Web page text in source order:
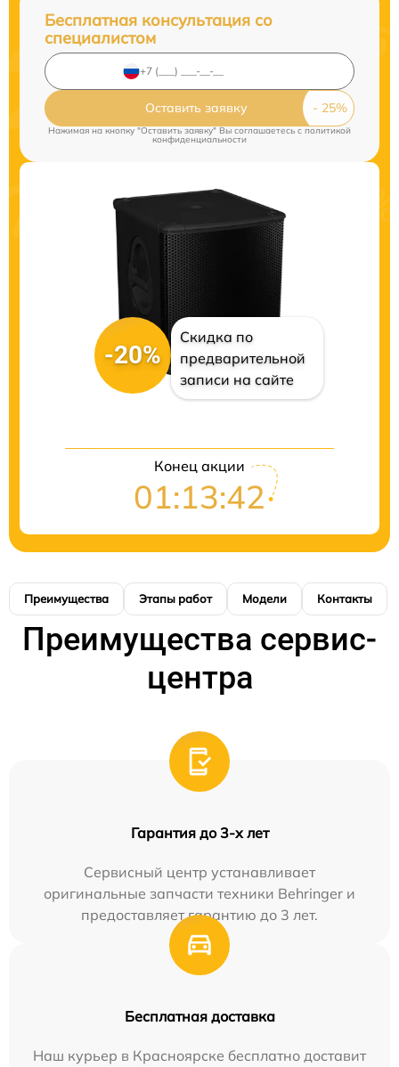
Бесплатная консультация со
специалистом
Оставить заявку
Нажимая на кнопку "Оставить заявку" Вы соглашаетесь cполитикой
конфиденциальности
-20%
Скидка по
предварительной
записи на сайте
Конец акции
01:13:41
Преимущества Этапы работ Модели Контакты
Преимущества сервис-
центра
Гарантия до 3-х лет
Сервисный центр устанавливает
оригинальные запчасти техники Behringer и
предоставляет гарантию до 3 лет.
Бесплатная доставка
Наш курьер в Красноярске бесплатно доставит